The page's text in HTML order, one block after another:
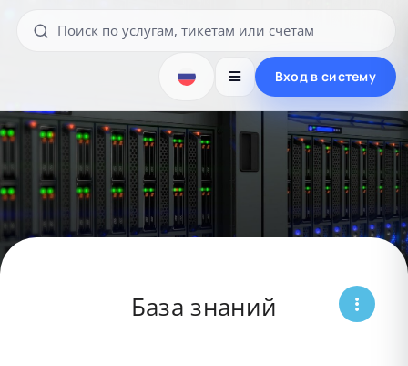
Вход в систему
База знаний